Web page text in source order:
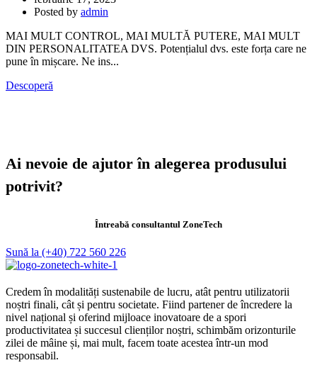
Posted by admin
MAI MULT CONTROL, MAI MULTĂ PUTERE, MAI MULT
DIN PERSONALITATEA DVS. Potențialul dvs. este forța care ne
pune în mișcare. Ne ins...
Descoperă
Ai nevoie de ajutor în alegerea produsului
potrivit?
Întreabă consultantul ZoneTech
Sună la (+40) 722 560 226
Credem în modalități sustenabile de lucru, atât pentru utilizatorii
noștri finali, cât și pentru societate. Fiind partener de încredere la
nivel național și oferind mijloace inovatoare de a spori
productivitatea și succesul clienților noștri, schimbăm orizonturile
zilei de mâine și, mai mult, facem toate acestea într-un mod
responsabil.